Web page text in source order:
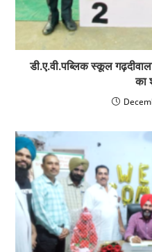
डी.ए.वी.पब्लिक स्कूल
का